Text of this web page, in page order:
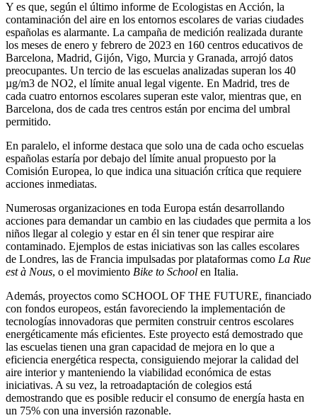
Y es que, según el último informe de Ecologistas en Acción, la
contaminación del aire en los entornos escolares de varias ciudades
españolas es alarmante. La campaña de medición realizada durante
los meses de enero y febrero de 2023 en 160 centros educativos de
Barcelona, Madrid, Gijón, Vigo, Murcia y Granada, arrojó datos
preocupantes. Un tercio de las escuelas analizadas superan los 40
µg/m3 de NO2, el límite anual legal vigente. En Madrid, tres de
cada cuatro entornos escolares superan este valor, mientras que, en
Barcelona, dos de cada tres centros están por encima del umbral
permitido.
En paralelo, el informe destaca que solo una de cada ocho escuelas
españolas estaría por debajo del límite anual propuesto por la
Comisión Europea, lo que indica una situación crítica que requiere
acciones inmediatas.
Numerosas organizaciones en toda Europa están desarrollando
acciones para demandar un cambio en las ciudades que permita a los
niños llegar al colegio y estar en él sin tener que respirar aire
contaminado. Ejemplos de estas iniciativas son las calles escolares
de Londres, las de Francia impulsadas por plataformas como La Rue
est à Nous, o el movimiento Bike to School en Italia.
Además, proyectos como SCHOOL OF THE FUTURE, financiado
con fondos europeos, están favoreciendo la implementación de
tecnologías innovadoras que permiten construir centros escolares
energéticamente más eficientes. Este proyecto está demostrado que
las escuelas tienen una gran capacidad de mejora en lo que a
eficiencia energética respecta, consiguiendo mejorar la calidad del
aire interior y manteniendo la viabilidad económica de estas
iniciativas. A su vez, la retroadaptación de colegios está
demostrando que es posible reducir el consumo de energía hasta en
un 75% con una inversión razonable.